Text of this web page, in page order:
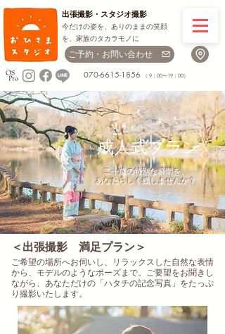
出張撮影・ スタジオ撮影
今だけの姿を、ありのままの笑顔
を、家族のタカラモノに
ご予約・お問い合わせ
070-6615-1856 （ 9：00〜19：00）
成人式プラン
二十歳の特別な瞬間を、
あなたらしく残しませんか？
​＜出張撮影 満足プラン＞
ご希望の場所へお伺いし、リラックスした自然な表情
から、モデルのようなポーズまで。ご要望をお聞きし
ながら、あなただけの「ハタチの記念写真」をたっぷ
り撮影いたします。